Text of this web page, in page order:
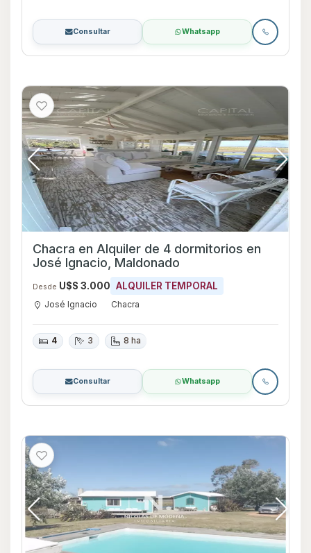
Consultar Whatsapp
Chacra en Alquiler de 4 dormitorios en
José Ignacio, Maldonado
Desde U$S 3.000 ALQUILER TEMPORAL
José Ignacio Chacra
4 3 8 ha
Consultar Whatsapp